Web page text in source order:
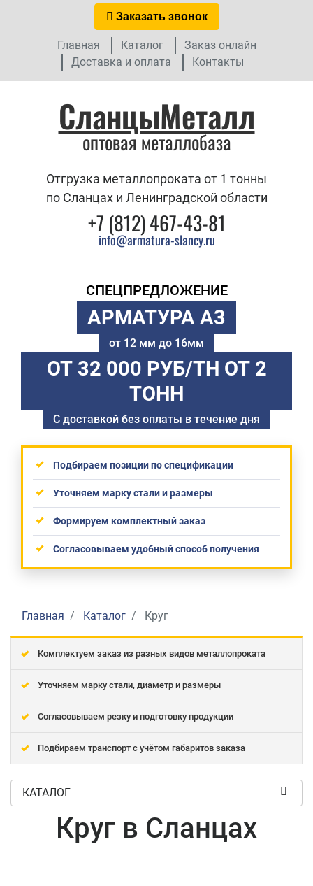
Заказать звонок
Главная Каталог
Заказ онлайн
Доставка и оплата
Контакты
СланцыМеталл
оптовая металлобаза
Отгрузка металлопроката от 1 тонны
по Сланцах и Ленинградской области
+7 (812) 467-43-81
info@armatura-slancy.ru
СПЕЦПРЕДЛОЖЕНИЕ
АРМАТУРА А3
от 12 мм до 16мм
ОТ 32 000 РУБ/ТН ОТ 2
ТОНН
С доставкой без оплаты в течение дня
Подбираем позиции по спецификации
Уточняем марку стали и размеры
Формируем комплектный заказ
Согласовываем удобный способ получения
Главная Каталог Круг
Комплектуем заказ из разных видов металлопроката
Уточняем марку стали, диаметр и размеры
Согласовываем резку и подготовку продукции
Подбираем транспорт с учётом габаритов заказа
КАТАЛОГ
Круг в Сланцах